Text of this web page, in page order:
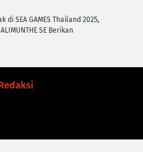
di SEA GAMES Thailand 2025,
SE Berikan